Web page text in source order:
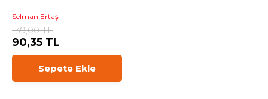
Selman Ertaş
139,00 TL
90,35 TL
Sepete Ekle